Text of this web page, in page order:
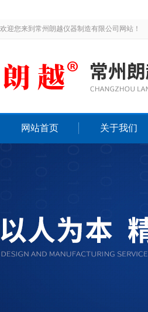
欢迎您来到常州朗越仪器制造有限公司网站！
网站首页 关于我们